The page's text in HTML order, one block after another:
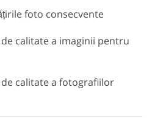
foto consecvente
calitate a imaginii pentru
de calitate a fotografiilor